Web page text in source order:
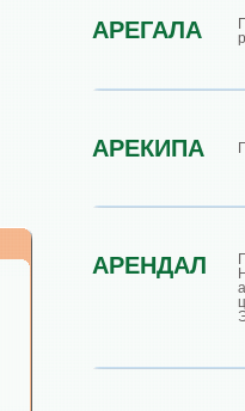
АРЕГАЛА
АРЕКИПА
АРЕНДАЛ